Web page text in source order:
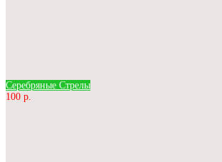
Серебряные Стрелы
100 р.